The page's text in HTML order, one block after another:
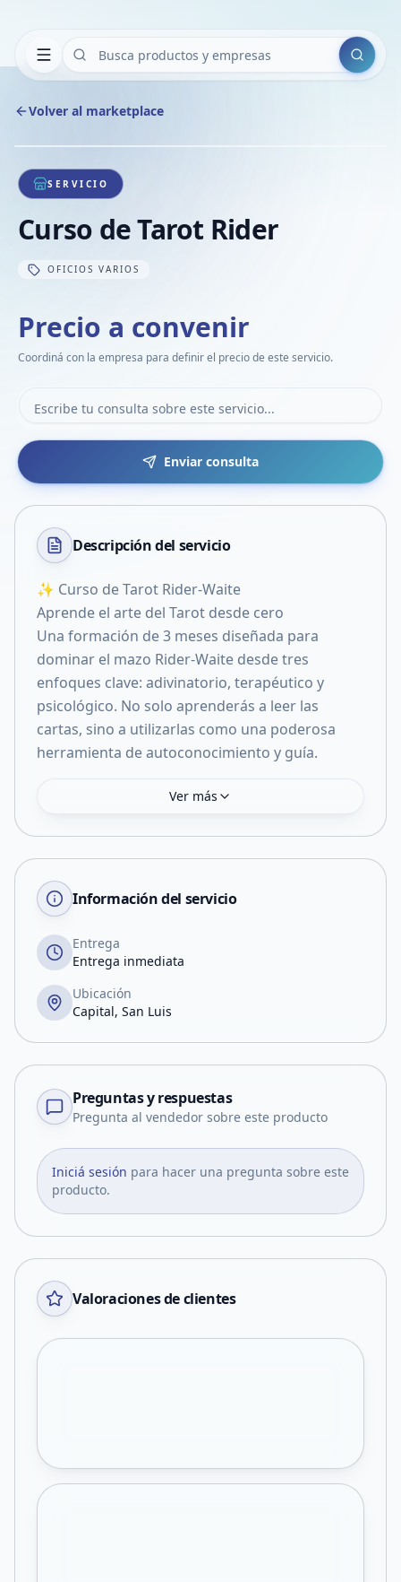
Buscar
Volver al marketplace
1/1
SERVICIO
Curso de Tarot Rider
OFICIOS VARIOS
Precio a convenir
Coordiná con la empresa para definir el precio de este servicio.
Enviar consulta
Descripción del servicio
✨ Curso de Tarot Rider-Waite
Aprende el arte del Tarot desde cero
Una formación de 3 meses diseñada para
dominar el mazo Rider-Waite desde tres
enfoques clave: adivinatorio, terapéutico y
psicológico. No solo aprenderás a leer las
cartas, sino a utilizarlas como una poderosa
herramienta de autoconocimiento y guía.
Ver más
Información del servicio
Entrega
Entrega inmediata
Ubicación
Capital, San Luis
Preguntas y respuestas
Pregunta al vendedor sobre este producto
Iniciá sesión para hacer una pregunta sobre este
producto.
Valoraciones de clientes